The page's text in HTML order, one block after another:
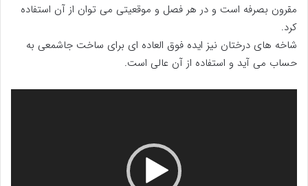
مقرون بصرفه است و در هر فصل و موقعیتی می توان از آن استفاده
کرد.
شاخه های درختان نیز ایده فوق العاده ای برای ساخت جاشمعی به
حساب می آید و استفاده از آن عالی است.